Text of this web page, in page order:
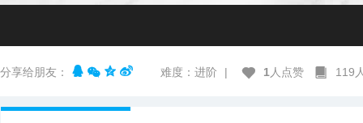
分享给朋友： 难度：进阶 | 1 人点赞 119